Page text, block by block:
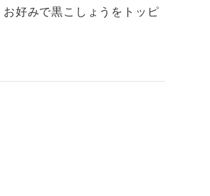
好みで黒こしょうをトッピ